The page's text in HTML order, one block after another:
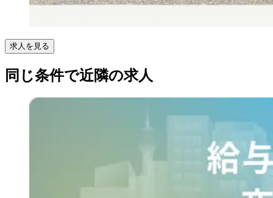
求人を見る
同じ条件で近隣の求人